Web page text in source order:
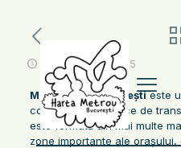
noiembrie 13, 2025
Metroul din Bucureștieste
convenabile mijloace de
este formată din mai multe
zone importante ale